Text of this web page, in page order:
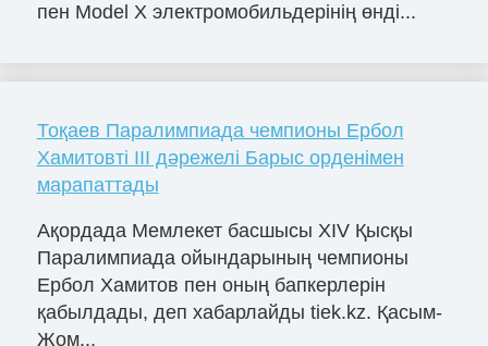
пен Model X электромобильдерінің өнді...
Тоқаев Паралимпиада чемпионы Ербол
Хамитовті III дәрежелі Барыс орденімен
марапаттады
Ақордада Мемлекет басшысы ХІV Қысқы
Паралимпиада ойындарының чемпионы
Ербол Хамитов пен оның бапкерлерін
қабылдады, деп хабарлайды tiek.kz. Қасым-
Жом...